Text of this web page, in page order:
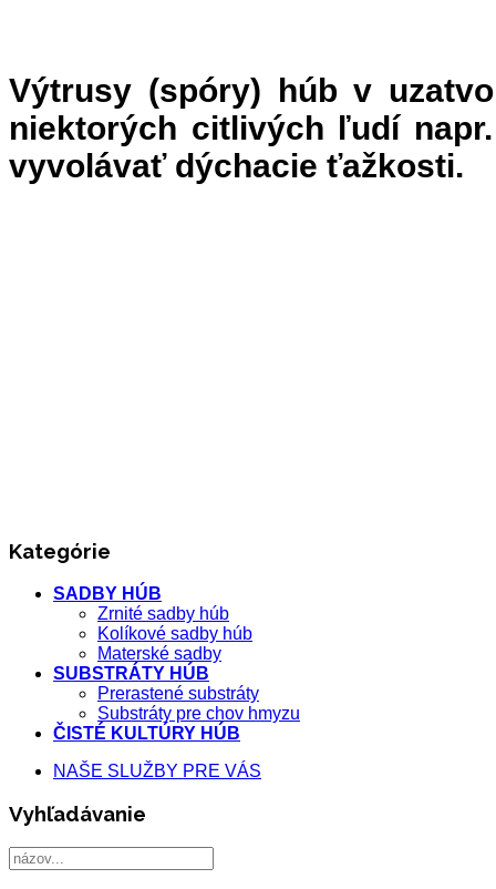
Výtrusy (spóry) húb v
niektorých citlivých ľudí
vyvolávať dýchacie ťažkosti.
Kategórie
SADBY HÚB
Zrnité sadby húb
Kolíkové sadby húb
Materské sadby
SUBSTRÁTY HÚB
Prerastené substráty
Substráty pre chov hmyzu
ČISTÉ KULTÚRY HÚB
NAŠE SLUŽBY PRE VÁS
Vyhľadávanie